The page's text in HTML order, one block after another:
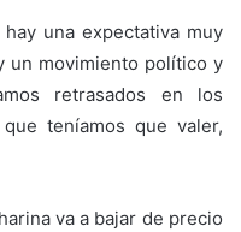
una expectativa muy
un movimiento político y
retrasados en los
teníamos que valer,
va a bajar de precio